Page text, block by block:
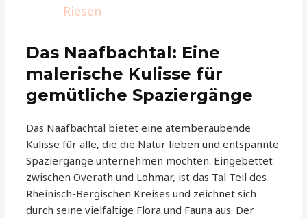
Riesen
Das Naafbachtal: Eine
malerische Kulisse für
gemütliche Spaziergänge
Das Naafbachtal bietet eine atemberaubende
Kulisse für alle, die die Natur lieben und entspannte
Spaziergänge unternehmen möchten. Eingebettet
zwischen Overath und Lohmar, ist das Tal Teil des
Rheinisch-Bergischen Kreises und zeichnet sich
durch seine vielfältige Flora und Fauna aus. Der